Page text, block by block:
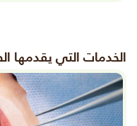
الخدمات التي يقدمها